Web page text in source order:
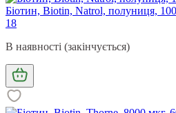
Біотин, Biotin, Natrol, полуниця,
18
В наявності (закінчується)